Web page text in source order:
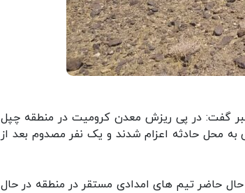
گفت: در پی ریزش معدن کرومیت در منطقه چپل
نیروهای اورژانس به محل حادثه اعزام شدند و یک نفر مصدوم بعد از
حادثه ۲ نفر محبوس شدند که در حال حاضر تیم های امدادی مستقر در منطقه در حال